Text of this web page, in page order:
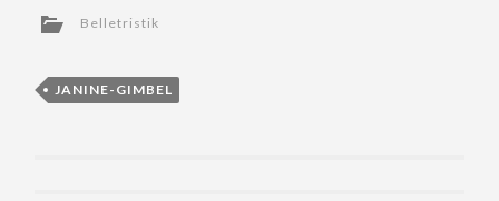
Belletristik
JANINE-GIMBEL